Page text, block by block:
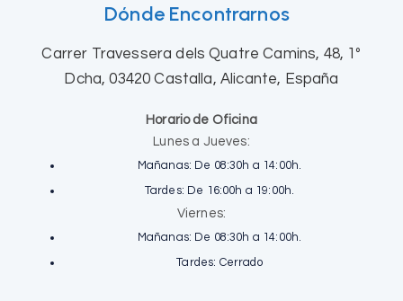
Dónde Encontrarnos
Carrer Travessera dels Quatre Camins, 48, 1º
Dcha, 03420 Castalla, Alicante, España
Horario de Oficina
Lunes a Jueves:
Mañanas: De 08:30h a 14:00h.
Tardes: De 16:00h a 19:00h.
Viernes:
Mañanas: De 08:30h a 14:00h.
Tardes: Cerrado